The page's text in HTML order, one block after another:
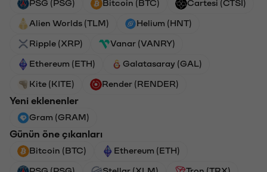
PSG (PSG) Bitcoin (BTC) Cartesi (CTSI)
Alien Worlds (TLM) Helium (HNT)
Ripple (XRP) Vanar (VANRY)
Ethereum (ETH) Galatasaray (GAL)
Kite (KITE) Render (RENDER)
Yeni eklenenler
Gram (GRAM)
Günün öne çıkanları
Bitcoin (BTC) Ethereum (ETH)